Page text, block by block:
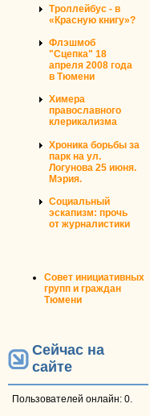
Троллейбус - в
«Красную книгу»?
Флэшмоб
"Сцепка" 18
апреля 2008 года
в Тюмени
Химера
православного
клерикализма
Хроника борьбы за
парк на ул.
Логунова 25 июня.
Мэрия.
Социальный
эскапизм: прочь
от журналистики
Совет инициативных
групп и граждан
Тюмени
Сейчас на
сайте
Пользователей онлайн: 0.